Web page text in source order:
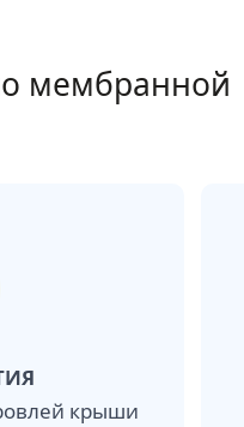
мембранной
крыши